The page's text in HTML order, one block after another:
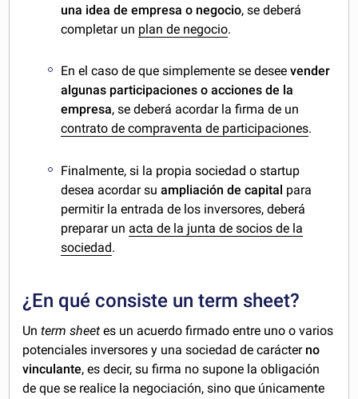
una idea de empresa o negocio, se deberá
completar un plan de negocio.
En el caso de que simplemente se deseevender
algunas participaciones o acciones de la
empresa, se deberá acordar la firma de un
contrato de compraventa de participaciones.
Finalmente, si la propia sociedad o startup
desea acordar su ampliación de capital para
permitir la entrada de los inversores, deberá
preparar un acta de la junta de socios de la
sociedad.
¿En qué consiste un term sheet?
Unterm sheet es un acuerdo firmado entre uno o varios
potenciales inversores y una sociedad de carácter no
vinculante, es decir, su firma no supone la obligación
de que se realice la negociación, sino que únicamente